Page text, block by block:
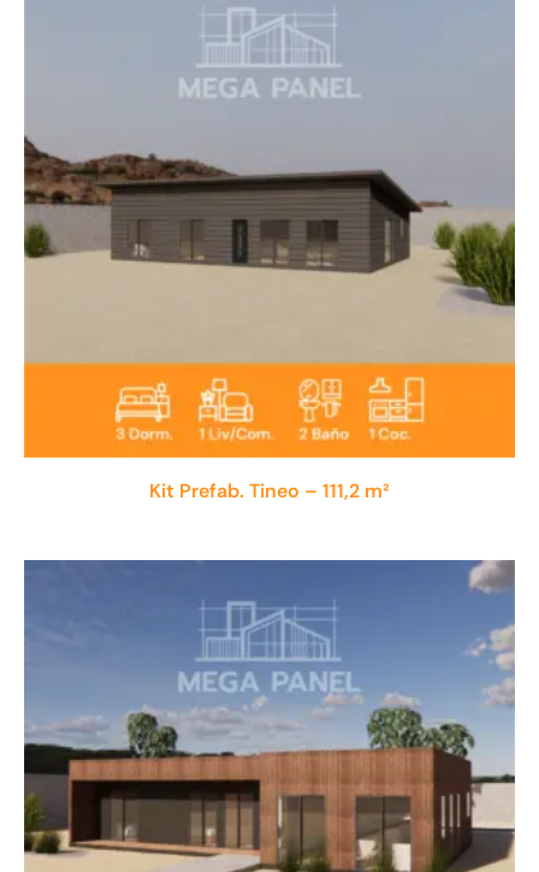
Kit Prefab. Tineo – 111,2 m²